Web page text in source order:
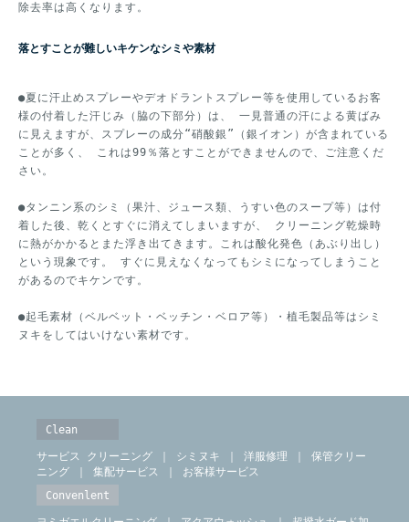
除去率は高くなります。
落とすことが難しいキケンなシミや素材
●夏に汗止めスプレーやデオドラントスプレー等を使用しているお客
様の付着した汗じみ（脇の下部分）は、 一見普通の汗による黄ばみ
に見えますが、スプレーの成分“硝酸銀”（銀イオン）が含まれている
ことが多く、 これは99％落とすことができませんので、ご注意くだ
さい。
●タンニン系のシミ（果汁、ジュース類、うすい色のスープ等）は付
着した後、乾くとすぐに消えてしまいますが、 クリーニング乾燥時
に熱がかかるとまた浮き出てきます。これは酸化発色（あぶり出し）
という現象です。 すぐに見えなくなってもシミになってしまうこと
があるのでキケンです。
●起毛素材（ベルベット・ベッチン・ベロア等）・植毛製品等はシミ
ヌキをしてはいけない素材です。
Clean
サービス クリーニング シミヌキ 洋服修理
保管クリー
ニング
集配サービス
お客様サービス
Convenlent